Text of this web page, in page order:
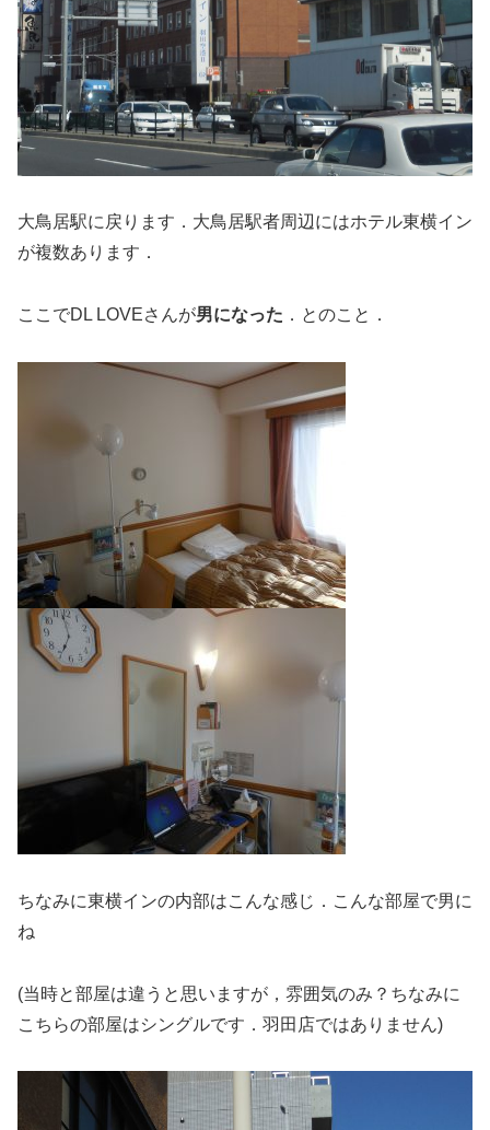
大鳥居駅に戻ります．大鳥居駅者周辺にはホテル東横イン
が複数あります．
ここでDL LOVEさんが男になった ．とのこと．
ちなみに東横インの内部はこんな感じ．こんな部屋で男に
ね
(当時と部屋は違うと思いますが，雰囲気のみ？ちなみに
こちらの部屋はシングルです．羽田店ではありません)